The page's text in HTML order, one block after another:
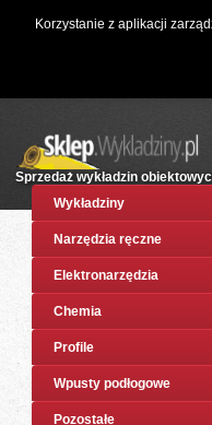
Korzystanie z aplikacji
Sprzedaż wykładzin
☎061 811 10 03 📧
Wykładziny
Narzędzia ręczne
Elektronarzędzia
Chemia
Profile
Wpusty podłogowe
Pozostałe